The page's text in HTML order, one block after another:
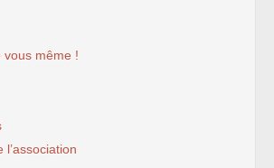
vous même !
l’association